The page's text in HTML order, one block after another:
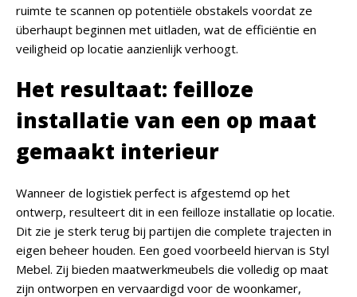
ruimte te scannen op potentiële obstakels voordat ze
überhaupt beginnen met uitladen, wat de efficiëntie en
veiligheid op locatie aanzienlijk verhoogt.
Het resultaat: feilloze
installatie van een op maat
gemaakt interieur
Wanneer de logistiek perfect is afgestemd op het
ontwerp, resulteert dit in een feilloze installatie op locatie.
Dit zie je sterk terug bij partijen die complete trajecten in
eigen beheer houden. Een goed voorbeeld hiervan is Styl
Mebel. Zij bieden maatwerkmeubels die volledig op maat
zijn ontworpen en vervaardigd voor de woonkamer,